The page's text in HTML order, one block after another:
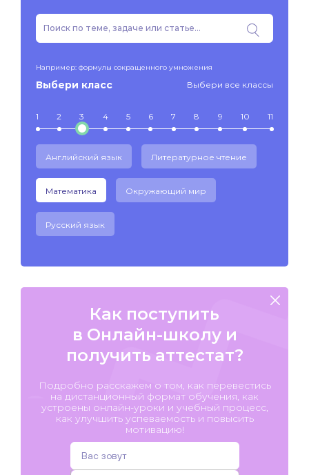
Например: формулы сокращенного умножения
Выбери класс Выбери все классы
1 2 3 4 5 6 7 8 9 10 11
Английский язык Литературное чтение
Математика Окружающий мир
Русский язык
Как поступить
в Онлайн-школу и
получить аттестат?
Подробно расскажем о том, как перевестись
на дистанционный формат обучения, как
устроены онлайн-уроки и учебный процесс,
как улучшить успеваемость и повысить
мотивацию!